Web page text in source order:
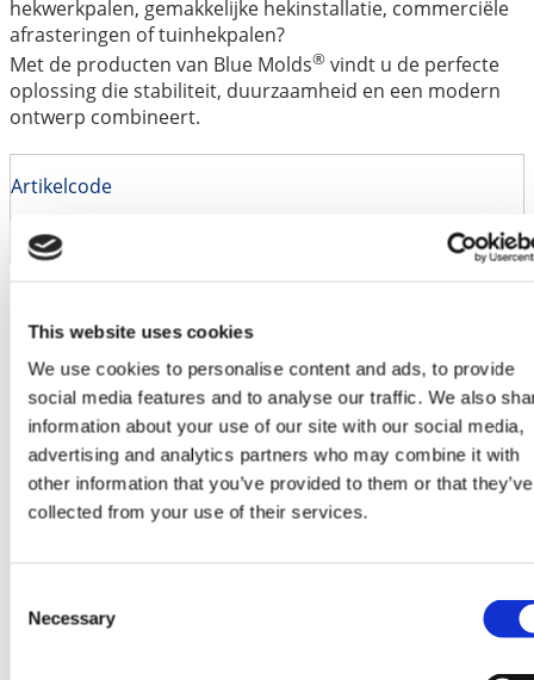
This website uses cookies
We use cookies to personalise content and ads, to provide
social media features and to analyse our traffic. We also
information about your use of our site with our social media,
advertising and analytics partners who may combine it with
other information that you’ve provided to them or that they’ve
collected from your use of their services.
Selection
Necessary
hekwerkpalen, gemakkelijke hekinstallatie, commerciële
afrasteringen of tuinhekpalen?
Met de producten van Blue Molds® vindt u de perfecte
oplossing die stabiliteit, duurzaamheid en een modern
ontwerp combineert.
Artikelcode
IFPT2000
Gewicht